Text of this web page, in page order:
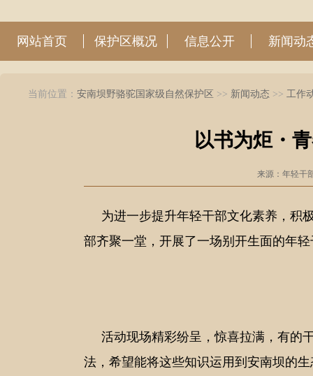
网站首页 保护区概况 信息公开 新闻动
当前位置： 安南坝野骆驼国家级自然保护区 >> 新闻动态 >> 工作
以书为炬・
来源：年轻
为进一步提升年轻干部文化素养，积
部齐聚一堂，开展了一场别开生面的年
活动现场精彩纷呈，惊喜拉满，有的
法，希望能将这些知识运用到安南坝的